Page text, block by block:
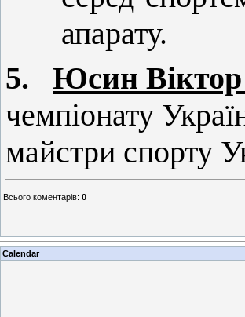
апарату.
5.
Юсин Віктор
чемпіонату
майстри спорту
Всього коментарів: 0
Calendar